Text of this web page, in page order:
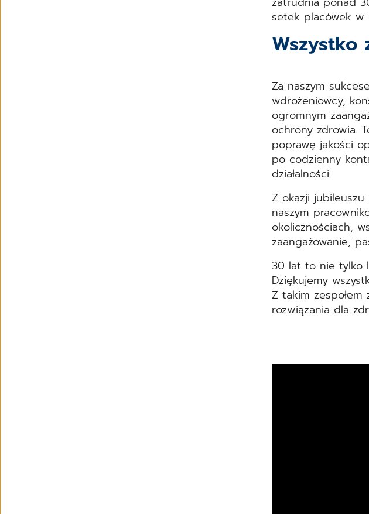
setek placówek w
Wszystko
Za naszym
wdrożeniowcy,
ogromnym
ochrony zdrowia.
poprawę jakości
po codzienny
działalności.
Z okazji
naszym
okolicznościach,
zaangażowanie,
30 lat to nie tylko
Dziękujemy
Z takim
rozwiązania dla